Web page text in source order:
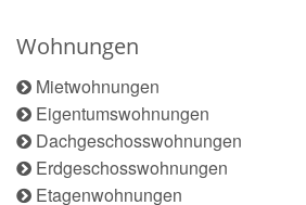
Wohnungen
Mietwohnungen
Eigentumswohnungen
Dachgeschosswohnungen
Erdgeschosswohnungen
Etagenwohnungen